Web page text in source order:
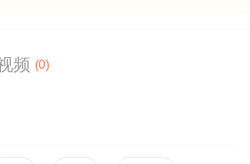
频 (0)